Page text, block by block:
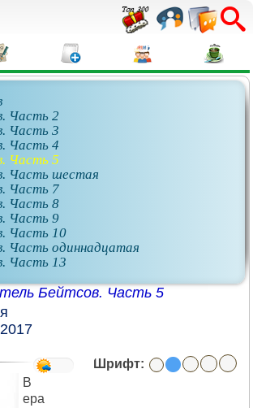
Часть 2
Часть 3
Часть 4
Часть 5
Часть шестая
Часть 7
Часть 8
Часть 9
Часть 10
Часть одиннадцатая
Часть 13
Бейтсов. Часть 5
Шрифт:
В
ера